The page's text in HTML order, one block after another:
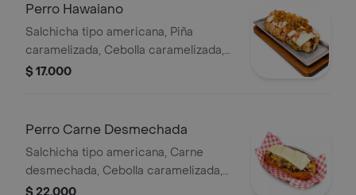
Perro Hawaiano
Salchicha tipo americana, Piña
caramelizada, Cebolla caramelizada,
Papa ripio, Salsas de la casa y Queso
$ 17.000
Perro Carne Desmechada
Salchicha tipo americana, Carne
desmechada, Cebolla caramelizada,
Papa ripio, Queso fundido y Salsas de